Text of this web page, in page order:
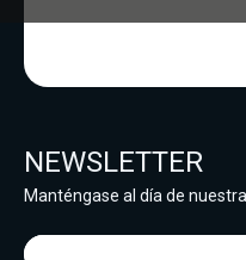
NEWSLETTER
Manténgase al día de